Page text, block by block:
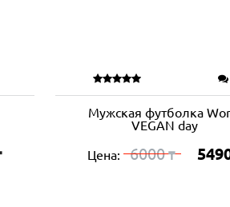
Мужская футболка
VEGAN day
Цена: 6000₸